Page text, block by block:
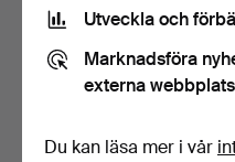
Utveckla och
Marknadsföra
externa
Du kan läsa mer i vår